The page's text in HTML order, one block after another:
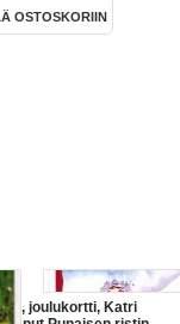
OSTOSKORIIN
joulukortti, Katri